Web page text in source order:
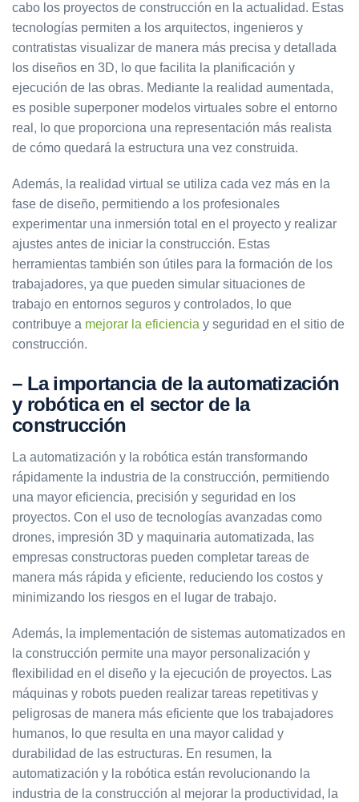
cabo los proyectos de construcción en la actualidad. Estas
tecnologías permiten a los arquitectos, ingenieros y
contratistas visualizar de manera más precisa y detallada
los diseños en 3D, lo que facilita la planificación y
ejecución de las obras. Mediante la realidad aumentada,
es posible superponer modelos virtuales sobre el entorno
real, lo que proporciona una representación más realista
de cómo quedará la estructura una vez construida.
Además, la realidad virtual se utiliza cada vez más en la
fase de diseño, permitiendo a los profesionales
experimentar una inmersión total en el proyecto y realizar
ajustes antes de iniciar la construcción. Estas
herramientas también son útiles para la formación de los
trabajadores, ya que pueden simular situaciones de
trabajo en entornos seguros y controlados, lo que
contribuye a mejorar la eficiencia y seguridad en el sitio de
construcción.
– La importancia de la automatización
y robótica en el sector de la
construcción
La automatización y la robótica están transformando
rápidamente la industria de la construcción, permitiendo
una mayor eficiencia, precisión y seguridad en los
proyectos. Con el uso de tecnologías avanzadas como
drones, impresión 3D y maquinaria automatizada, las
empresas constructoras pueden completar tareas de
manera más rápida y eficiente, reduciendo los costos y
minimizando los riesgos en el lugar de trabajo.
Además, la implementación de sistemas automatizados en
la construcción permite una mayor personalización y
flexibilidad en el diseño y la ejecución de proyectos. Las
máquinas y robots pueden realizar tareas repetitivas y
peligrosas de manera más eficiente que los trabajadores
humanos, lo que resulta en una mayor calidad y
durabilidad de las estructuras. En resumen, la
automatización y la robótica están revolucionando la
industria de la construcción al mejorar la productividad, la